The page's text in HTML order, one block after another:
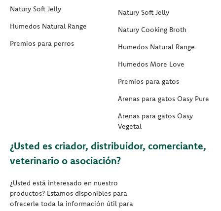
Natury Soft Jelly
Humedos Natural Range
Premios para perros
Natury Soft Jelly
Natury Cooking Broth
Humedos Natural Range
Humedos More Love
Premios para gatos
Arenas para gatos Oasy Pure
Arenas para gatos Oasy
Vegetal
¿Usted es criador, distribuidor, comerciante,
veterinario o asociación?
¿Usted está interesado en nuestro
productos? Estamos disponibles para
ofrecerle toda la información útil para